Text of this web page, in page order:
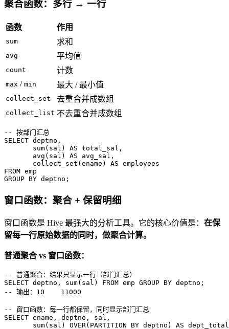
聚合函数：多行 → 一行
函数 作用
sum 求和
avg 平均值
count 计数
max / min 最大 / 最小值
collect_set 去重合并成数组
collect_list 不去重合并成数组
-- 按部门汇总
SELECT deptno,
sum(sal) AS total_sal,
avg (sal) AS avg_sal,
       collect_set(ename)
AS
FROM
GROUP BY deptno;
窗口函数：聚合 + 保留明细
窗口函数是 Hive 最强大的分析工具。它的核心价值是： 在保
留每一行原始数据的同时，做聚合计算。
普通聚合 vs 窗口函数：
-- 普通聚合：结果只显示一行（部门汇总）
SELECT deptno, sum(sal) FROM emp GROUP BY
-- 输出：10    11000
-- 窗口函数：每一行都保留，同时显示部门汇总
SELECT ename, deptno, sal,
sum(sal) OVER( PARTITION BY deptno) AS